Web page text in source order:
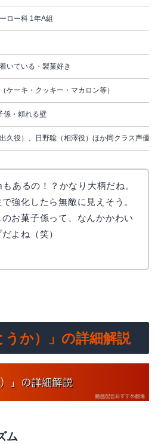
ロー科 1年A組
いている・製菓好き
ケーキ・クッキー・マカロン等）
係・頼れる壁
久役）、日野聡（相澤役）ほか同クラス声優陣
あるの！？かなり大柄だね。
強化したら無敵に見えそう。
お菓子係って、なんかかわい
よね（笑）
うか）」の詳細解説
ム